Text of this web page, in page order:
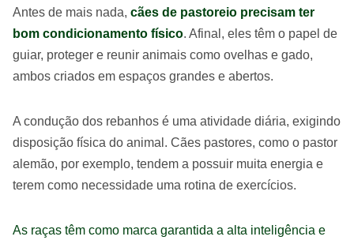
Antes de mais nada, cães de pastoreio precisam ter
bom condicionamento físico. Afinal, eles têm o papel de
guiar, proteger e reunir animais como ovelhas e gado,
ambos criados em espaços grandes e abertos.
A condução dos rebanhos é uma atividade diária, exigindo
disposição física do animal. Cães pastores, como o pastor
alemão, por exemplo, tendem a possuir muita energia e
terem como necessidade uma rotina de exercícios.
As raças têm como marca garantida a alta inteligência e